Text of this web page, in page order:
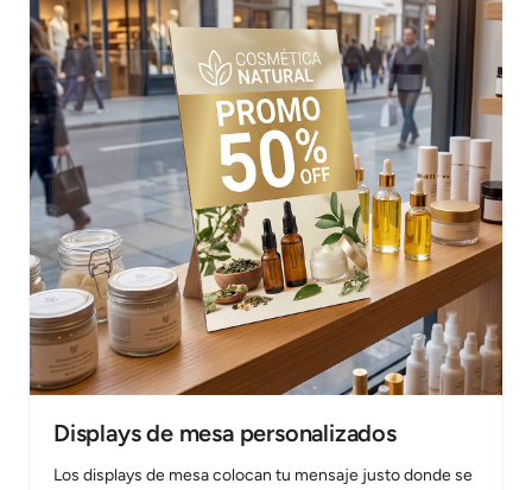
Displays de mesa personalizados
Los displays de mesa colocan tu mensaje justo donde se